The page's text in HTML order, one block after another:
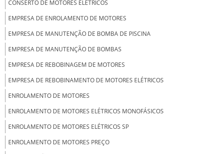
CONSERTO DE MOTORES ELÉTRICOS
EMPRESA DE ENROLAMENTO DE MOTORES
EMPRESA DE MANUTENÇÃO DE BOMBA DE PISCINA
EMPRESA DE MANUTENÇÃO DE BOMBAS
EMPRESA DE REBOBINAGEM DE MOTORES
EMPRESA DE REBOBINAMENTO DE MOTORES ELÉTRICOS
ENROLAMENTO DE MOTORES
ENROLAMENTO DE MOTORES ELÉTRICOS MONOFÁSICOS
ENROLAMENTO DE MOTORES ELÉTRICOS SP
ENROLAMENTO DE MOTORES PREÇO